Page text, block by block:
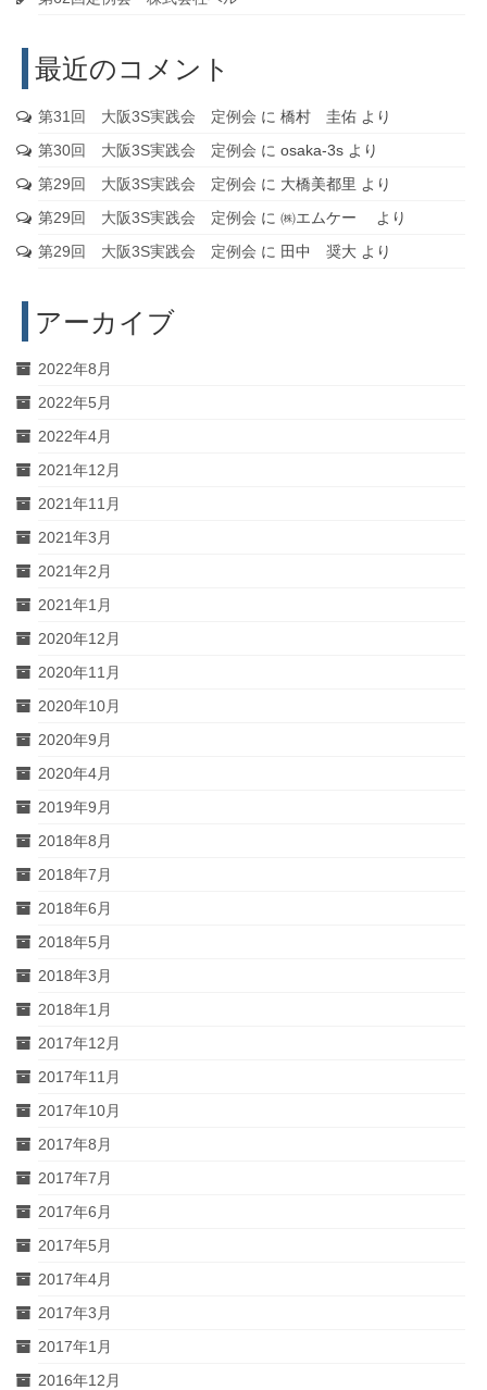
最近のコメント
第31回 大阪3S実践会 定例会 に 橋村 圭佑 より
第30回 大阪3S実践会 定例会 に osaka-3s より
第29回 大阪3S実践会 定例会 に 大橋美都里 より
第29回 大阪3S実践会 定例会 に ㈱エムケー
より
第29回 大阪3S実践会 定例会 に 田中 奨大 より
アーカイブ
2022年8月
2022年5月
2022年4月
2021年12月
2021年11月
2021年3月
2021年2月
2021年1月
2020年12月
2020年11月
2020年10月
2020年9月
2020年4月
2019年9月
2018年8月
2018年7月
2018年6月
2018年5月
2018年3月
2018年1月
2017年12月
2017年11月
2017年10月
2017年8月
2017年7月
2017年6月
2017年5月
2017年4月
2017年3月
2017年1月
2016年12月